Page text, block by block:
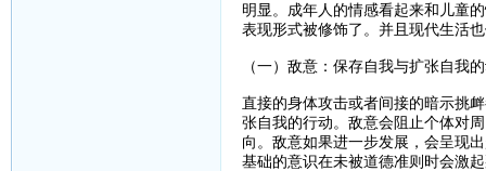
明显。成年人的情感看起来和儿童
表现形式被修饰了。并且现代生活
（一）敌意：保存自我与扩张自我
直接的身体攻击或者间接的暗示挑
张自我的行动。敌意会阻止个体对
向。敌意如果进一步发展，会呈现
基础的意识在未被道德准则时会激